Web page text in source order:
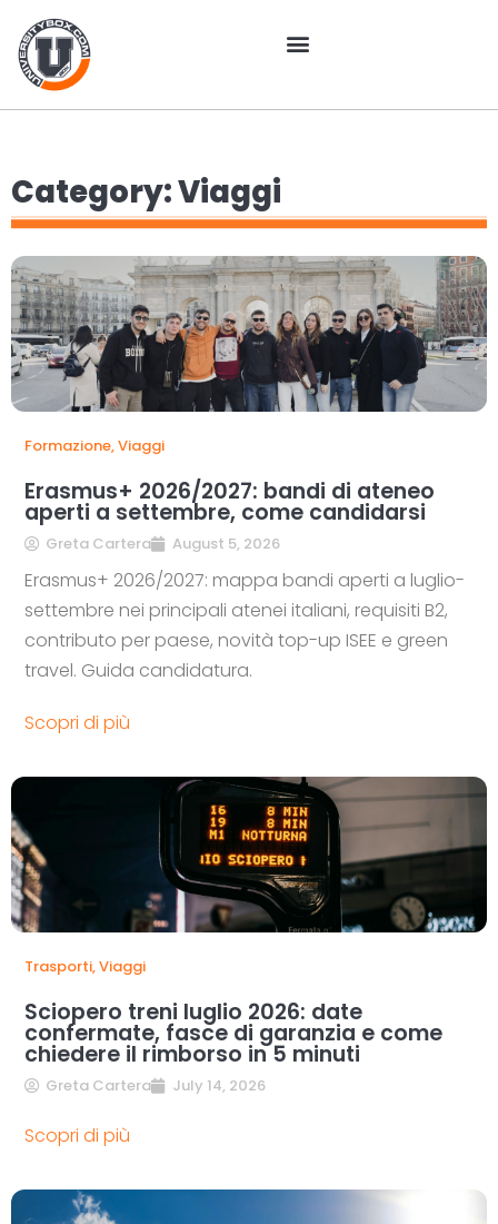
Category: Viaggi
Formazione,Viaggi
Erasmus+ 2026/2027: bandi di ateneo
aperti a settembre, come candidarsi
Greta Cartera August 5, 2026
Erasmus+ 2026/2027: mappa bandi aperti a luglio-
settembre nei principali atenei italiani, requisiti B2,
contributo per paese, novità top-up ISEE e green
travel. Guida candidatura.
Scopri di più
Trasporti,Viaggi
Sciopero treni luglio 2026: date
confermate, fasce di garanzia e come
chiedere il rimborso in 5 minuti
Greta Cartera July 14, 2026
Scopri di più